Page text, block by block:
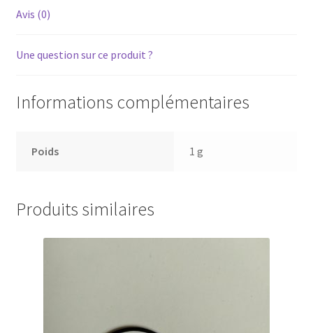
chargement
Avis (0)
Une question sur ce produit ?
Informations complémentaires
Poids 1 g
Produits similaires